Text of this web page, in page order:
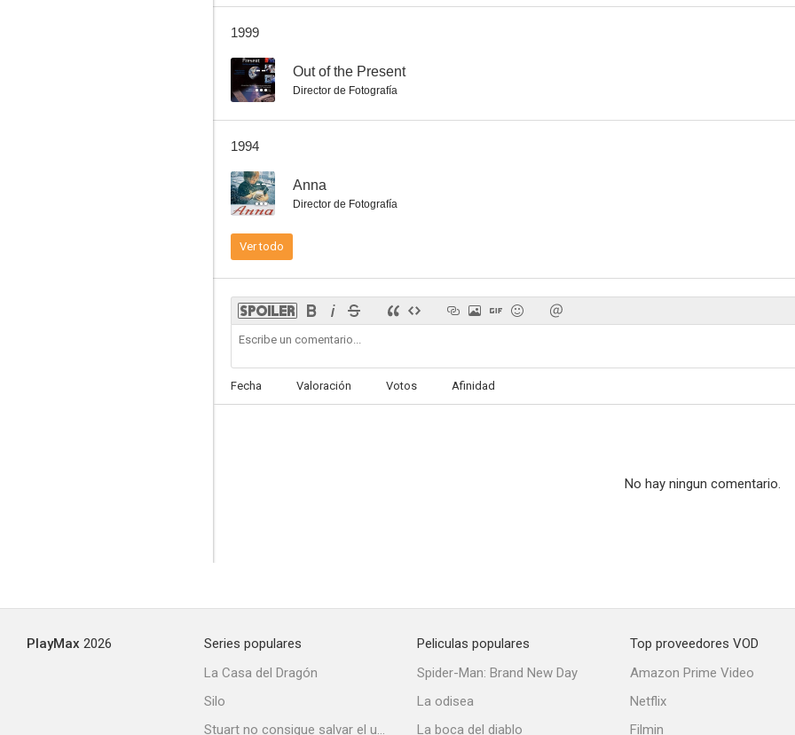
1999
-- Out of the Present
Director de Fotografía
1994
-- Anna
Director de Fotografía
Ver todo
Fecha Valoración Votos Afinidad
No hay ningun comentario.
PlayMax 2026
Series populares
La Casa del Dragón
Silo
Stuart no consigue salvar el universo
Peliculas populares
Spider-Man: Brand New Day
La odisea
La boca del diablo
Top proveedores VOD
Amazon Prime Video
Netflix
Filmin